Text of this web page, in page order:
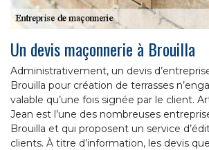
Un devis maçonnerie à Brouilla
Administrativement, un devis
Brouilla pour création de terrasses
valable qu’une fois signée par le client.
Jean est l’une des nombreuses
Brouilla et qui proposent un service
clients. À titre d’information, les devis